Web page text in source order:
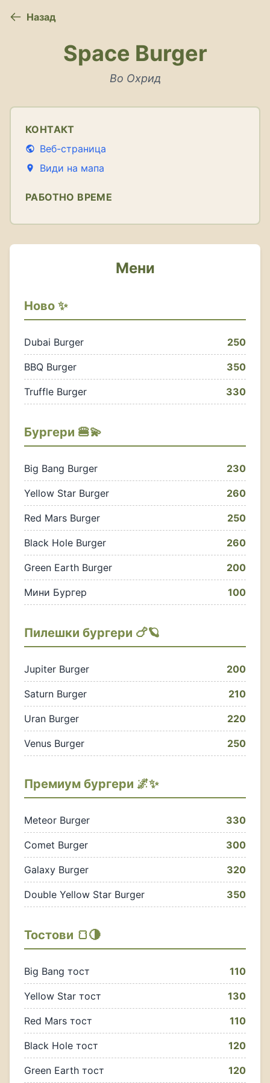
Назад
Space Burger
Во Охрид
КОНТАКТ
Веб-страница
Види на мапа
РАБОТНО ВРЕМЕ
Мени
Ново ✨
Dubai Burger 250
BBQ Burger 350
Truffle Burger 330
Бургери 🍔💫
Big Bang Burger 230
Yellow Star Burger 260
Red Mars Burger 250
Black Hole Burger 260
Green Earth Burger 200
Мини Бургер 100
Пилешки бургери 🍗🪐
Jupiter Burger 200
Saturn Burger 210
Uran Burger 220
Venus Burger 250
Премиум бургери 🌌✨
Meteor Burger 330
Comet Burger 300
Galaxy Burger 320
Double Yellow Star Burger 350
Тостови 🍞🌗
Big Bang тост 110
Yellow Star тост 130
Red Mars тост 110
Black Hole тост 120
Green Earth тост 120